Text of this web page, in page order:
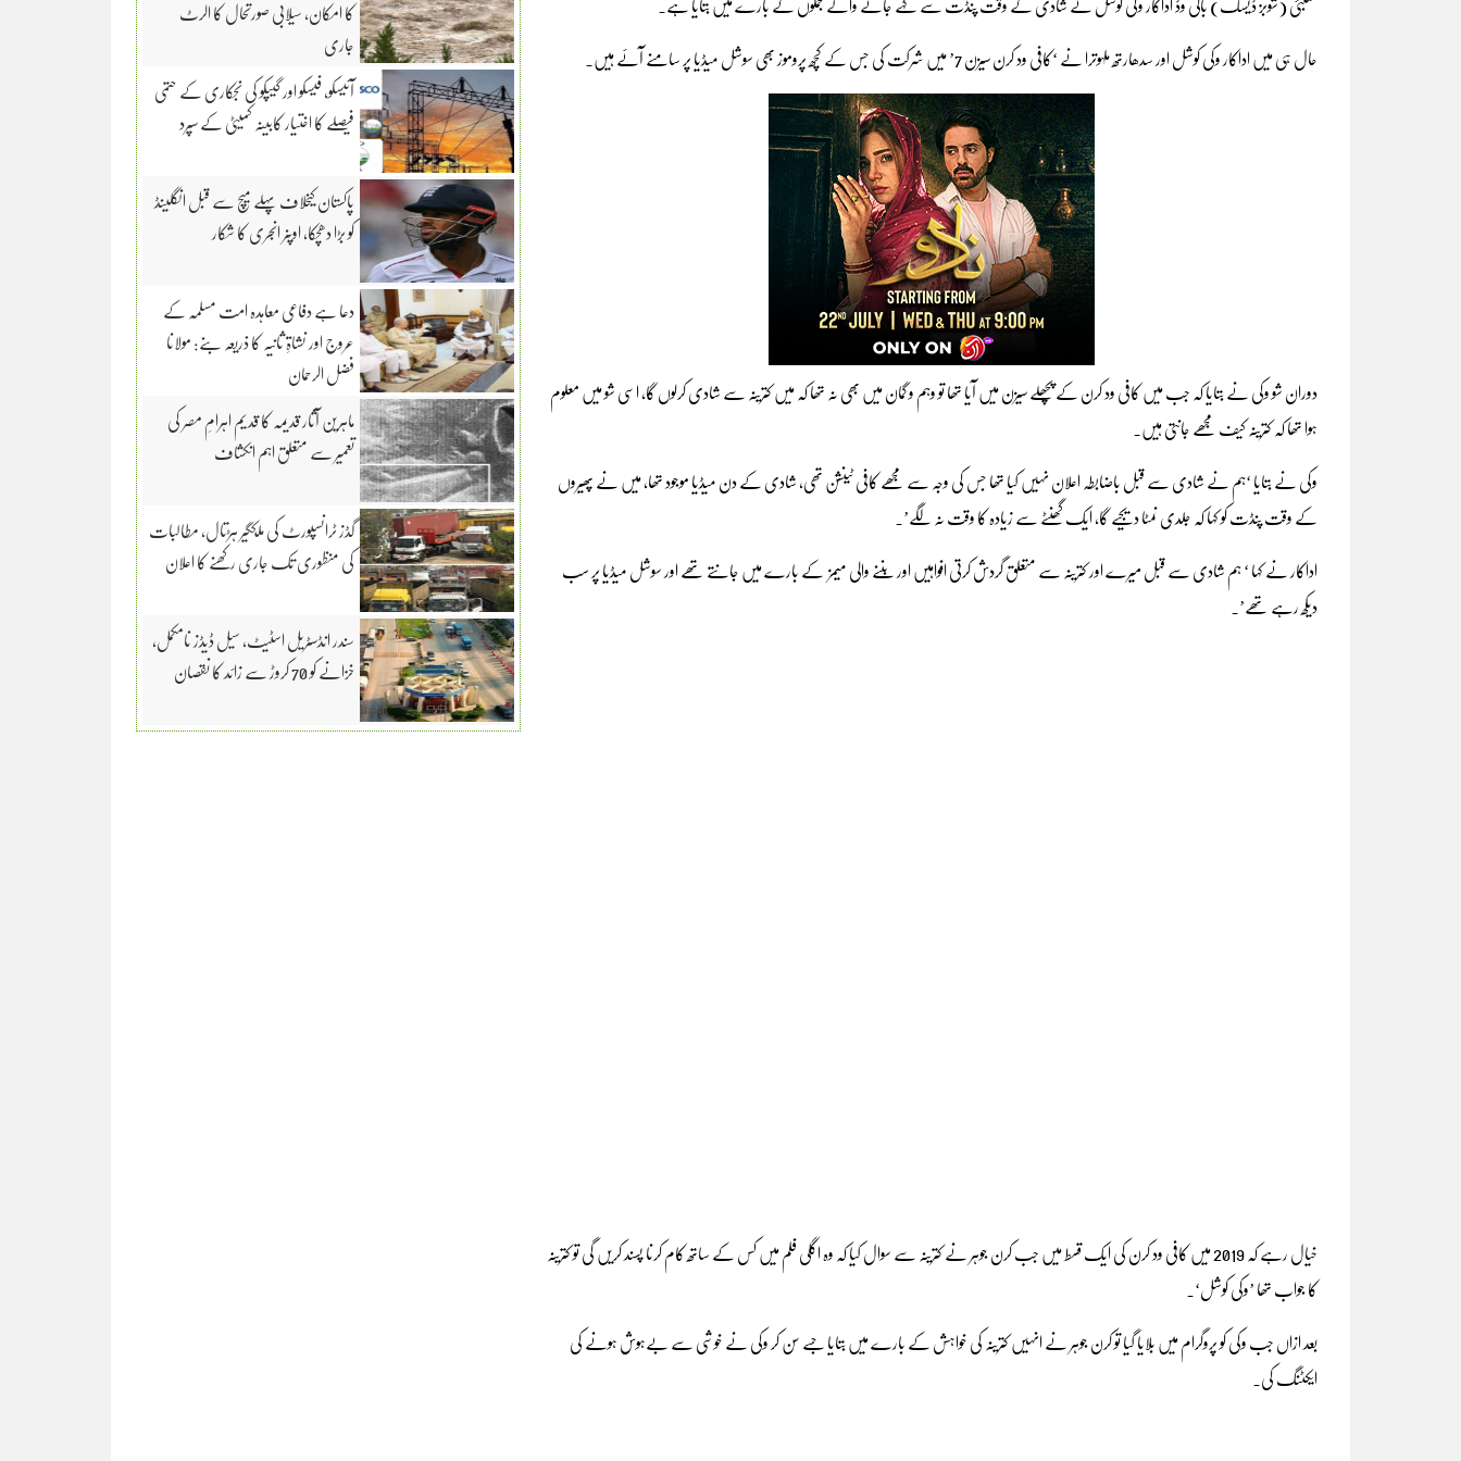
حال ہی میں اداکار وکی کوشل اور سدھارتھ ملہوترا نے ‘کافی ود کرن سیزن 7’ میں شرکت کی جس کے کچھ پروموز بھی سوشل میڈیا پر سامنے آئے ہیں۔
دوران شو وکی نے بتایا کہ جب میں کافی ود کرن کے پچھلے سیزن میں آیا تھا تو وہم و گمان میں بھی نہ تھا کہ میں کترینہ سے شادی کرلوں گا، اسی شو میں معلوم
ہوا تھا کہ کترینہ کیف مجھے جانتی ہیں۔
وکی نے بتایا ‘ہم نے شادی سے قبل باضابطہ اعلان نہیں کیا تھا جس کی وجہ سے مجھے کافی ٹینشن تھی، شادی کے دن میڈیا موجود تھا، میں نے پھیروں
کے وقت پنڈت کو کہا کہ جلدی نمٹا دیجیے گا، ایک گھنٹے سے زیادہ کا وقت نہ لگے’۔
اداکار نے کہا ‘ ہم شادی سے قبل میرے اور کترینہ سے متعلق گردش کرتی افواہیں اور بننے والی میمز کے بارے میں جانتے تھے اور سوشل میڈیا پر سب
دیکھ رہے تھے’۔
خیال رہے کہ 2019 میں کافی ود کرن کی ایک قسط میں جب کرن جوہر نے کترینہ سے سوال کیا کہ وہ اگلی فلم میں کس کے ساتھ کام کرنا پسند کریں گی تو کترینہ
کا جواب تھا ’وکی کوشل‘۔
بعد ازاں جب وکی کو پروگرام میں بلایا گیا تو کرن جوہر نے انہیں کترینہ کی خواہش کے بارے میں بتایا جسے سن کر وکی نے خوشی سے بےہوش ہونے کی
ایکٹنگ کی۔
کا امکان، سیلابی صورتحال کا الرٹ
جاری
آئیسکو، فیسکو اور گیپکو کی نجکاری کے حتمی
فیصلے کا اختیار کابینہ کمیٹی کے سپرد
پاکستان کیخلاف پہلے میچ سے قبل انگلینڈ
کو بڑا دھچکا، اوپنر انجری کا شکار
دعا ہے دفاعی معاہدہ امت مسلمہ کے
عروج اور نشاۃِ ثانیہ کا ذریعہ بنے: مولانا
فضل الرحمان
ماہرین آثار قدیمہ کا قدیم اہرامِ مصر کی
تعمیر سے متعلق اہم انکشاف
گڈز ٹرانسپورٹ کی ملکگیر ہڑتال، مطالبات
کی منظوری تک جاری رکھنے کا اعلان
سندر انڈسٹریل اسٹیٹ، سیل ڈیڈز نامکمل،
خزانے کو 70 کروڑ سے زائد کا نقصان